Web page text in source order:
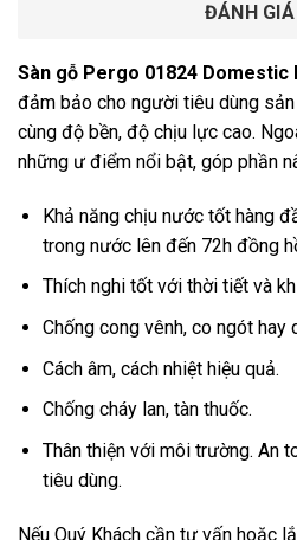
ĐÁNH
Sàn gỗ Pergo 01824 Domestic
đảm bảo cho người tiêu dùng
cùng độ bền, độ chịu lực cao.
những ư điểm nổi bật, góp phần
Khả năng chịu nước tốt hàng
trong nước lên đến 72h đồng
Thích nghi tốt với thời tiết và
Chống cong vênh, co ngót hay
Cách âm, cách nhiệt hiệu quả.
Chống cháy lan, tàn thuốc.
Thân thiện với môi trường. An
tiêu dùng.
Nếu Quý Khách cần tư vấn hoặc